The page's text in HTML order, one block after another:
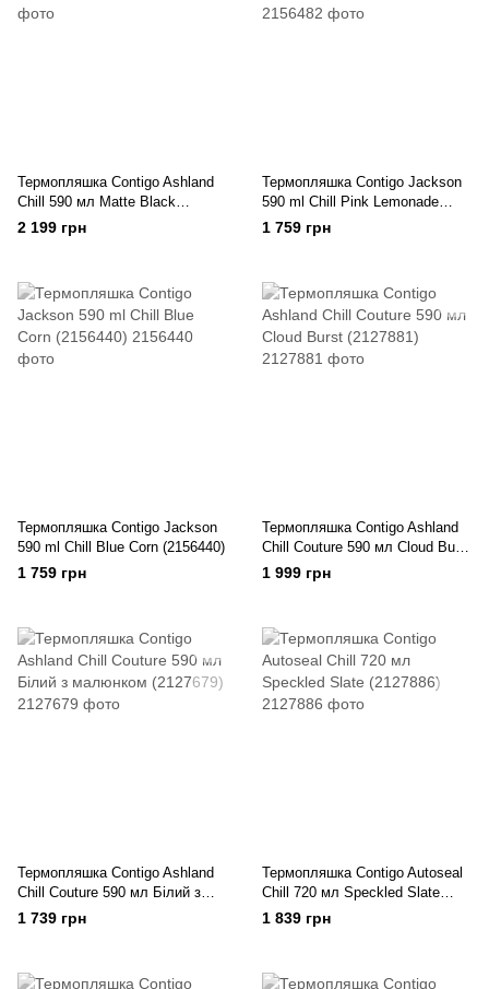
Термопляшка Contigo Ashland
Chill 590 мл Matte Black
(2136778)
2 199 грн
Термопляшка Contigo Jackson
590 ml Chill Pink Lemonade
(2156482)
1 759 грн
Термопляшка Contigo Jackson
590 ml Chill Blue Corn (2156440)
1 759 грн
Термопляшка Contigo Ashland
Chill Couture 590 мл Cloud Burst
(2127881)
1 999 грн
Термопляшка Contigo Ashland
Chill Couture 590 мл Білий з
малюнком (2127679)
1 739 грн
Термопляшка Contigo Autoseal
Chill 720 мл Speckled Slate
(2127886)
1 839 грн